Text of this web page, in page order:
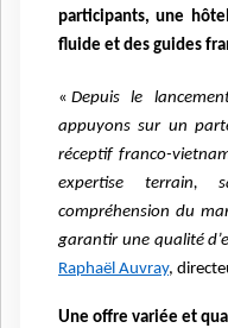
participants, une
fluide et des guides
« Depuis le
appuyons sur un
réceptif franco-
expertise terrain,
compréhension du
garantir une qualité
Raphaël Auvray,
Une offre variée et